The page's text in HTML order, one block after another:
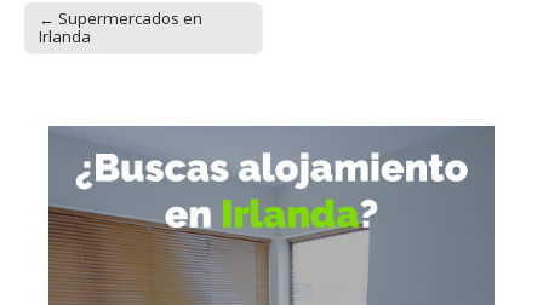
Post navigation
← Supermercados en
Irlanda